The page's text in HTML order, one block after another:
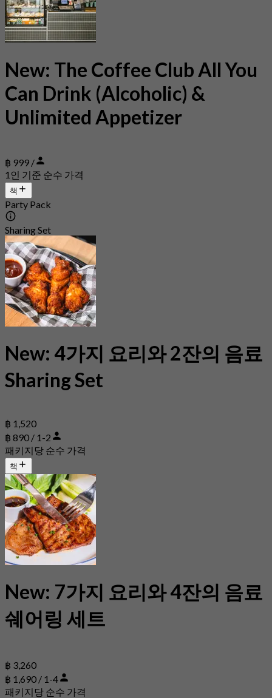
New: The Coffee Club All You
Can Drink (Alcoholic) &
Unlimited Appetizer
฿ 999 /
1인 기준 순수 가격
책
Party Pack
Sharing Set
New: 4가지 요리와 2잔의 음료
Sharing Set
฿ 1,520
฿ 890 / 1-2
패키지당 순수 가격
책
New: 7가지 요리와 4잔의 음료
쉐어링 세트
฿ 3,260
฿ 1,690 / 1-4
패키지당 순수 가격